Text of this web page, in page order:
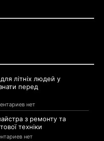
літніх людей у
перед
нет
з ремонту та
техніки
нет